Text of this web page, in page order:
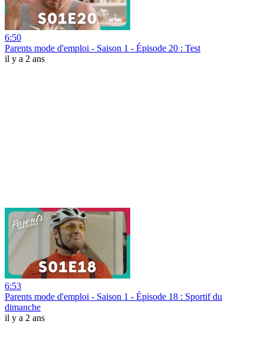
6:50
Parents mode d'emploi - Saison 1 - Épisode 20 : Test
il y a 2 ans
6:53
Parents mode d'emploi - Saison 1 - Épisode 18 : Sportif du
dimanche
il y a 2 ans